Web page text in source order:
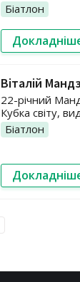
Біатлон
Віталій
22-річний
Кубка світу,
Біатлон